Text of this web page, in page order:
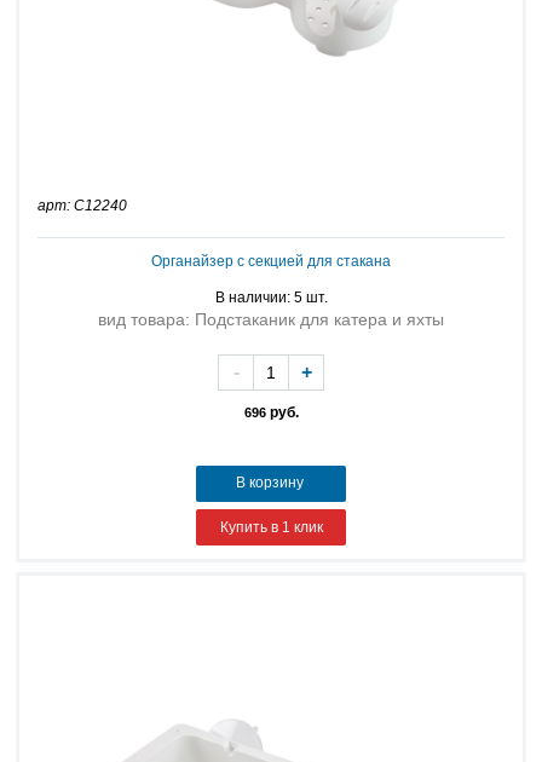
арт: C12240
Органайзер с секцией для стакана
В наличии: 5 шт.
вид товара: Подстаканик для катера и яхты
696руб.
- +
В корзину
Купить в 1 клик